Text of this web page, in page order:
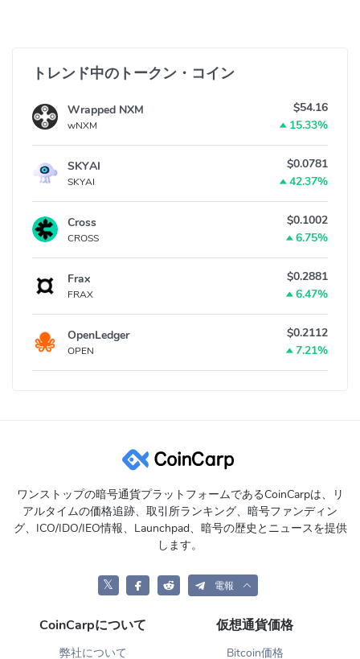
トレンド中のトークン・コイン
Wrapped NXM
wNXM
$54.16
15.33%
SKYAI
SKYAI
$0.0781
42.37%
Cross
CROSS
$0.1002
6.75%
Frax
FRAX
$0.2881
6.47%
OpenLedger
OPEN
$0.2112
7.21%
ワンストップの暗号通貨プラットフォームであるCoinCarpは、リ
アルタイムの価格追跡、取引所ランキング、暗号ファンディン
グ、ICO/IDO/IEO情報、Launchpad、暗号の歴史とニュースを提供
します。
𝕏 電報
CoinCarpについて
弊社について
仮想通貨価格
Bitcoin価格